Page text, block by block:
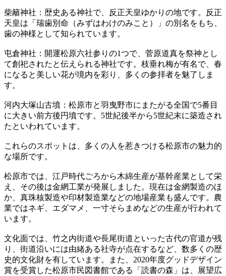
柴籬神社：歴史ある神社で、反正天皇ゆかりの地です。反正
天皇は「瑞歯別命（みずはわけのみこと）」の別名をもち、
歯の神様として知られています。
屯倉神社：開運松原六社参りの1つで、菅原道真を祭神とし
て創祀されたと伝えられる神社です。枝垂れ梅が有名で、春
になると美しい花が境内を彩り、多くの参拝者を魅了しま
す。
河内大塚山古墳：松原市と羽曳野市にまたがる全国で5番目
に大きい前方後円墳です。5世紀後半から5世紀末に築造され
たといわれています。
これらのスポットは、多くの人を惹きつける松原市の魅力的
な場所です。
松原市では、江戸時代ごろから木綿生産が基幹産業として栄
え、その後は金網工業が発展しました。現在は金網製造のほ
か、真珠核製造や印材製造業などの地場産業も盛んです。農
業ではネギ、エダマメ、一寸そらまめなどの生産が行われて
います。
文化面では、竹之内街道や長尾街道といった古代の官道が残
り、街道沿いには由緒ある社寺が点在するなど、数多くの歴
史的文化財を有しています。また、2020年度グッドデザイン
賞を受賞した松原市民図書館である「読書の森」は、展望広